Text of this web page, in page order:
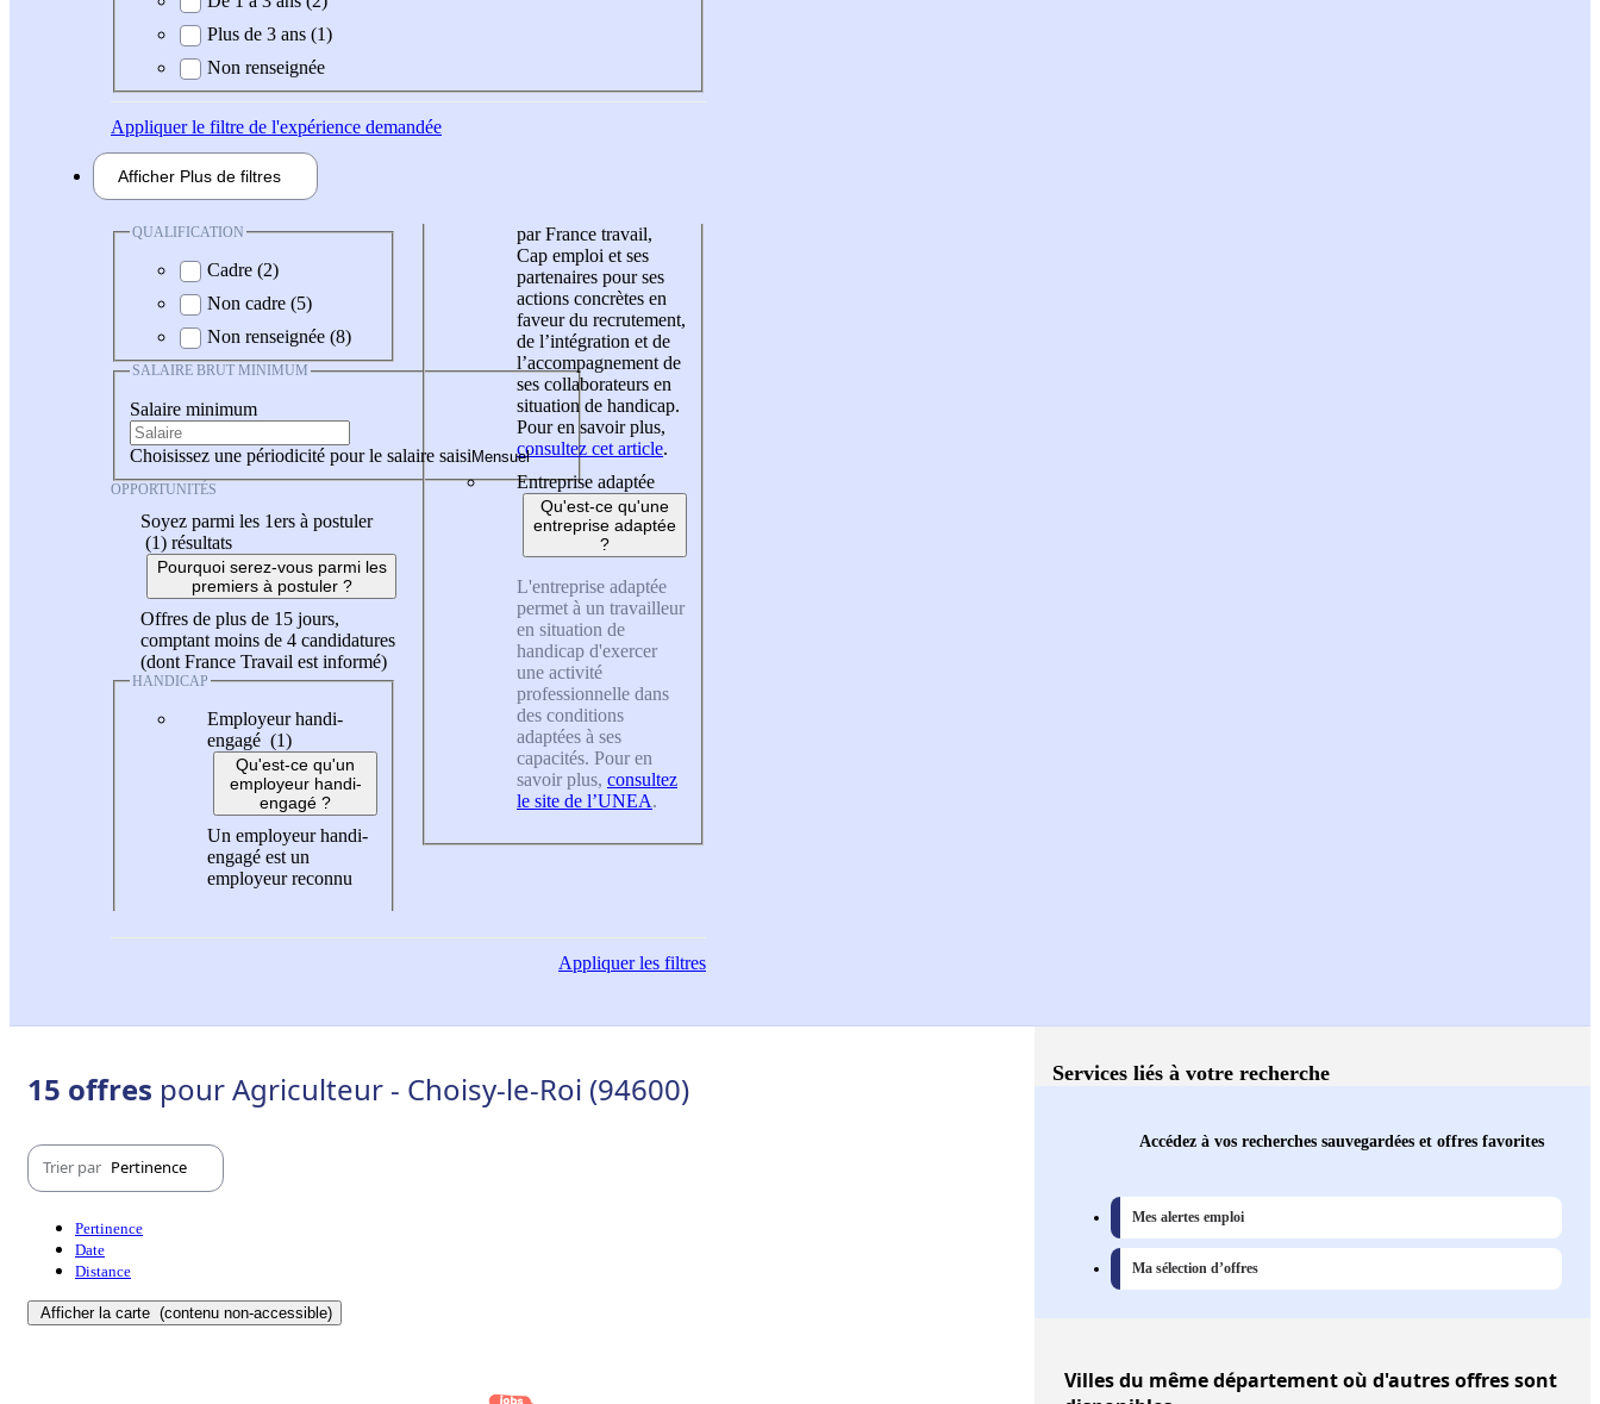
Plus de 3 ans (1)
Non renseignée
Appliquerle filtre de l'expérience demandée
Afficher Plus de filtres
QUALIFICATION
Cadre (2)
Non cadre (5)
Non renseignée (8)
SALAIRE BRUT MINIMUM
Salaire minimum
Choisissez une périodicité pour le salaire saisi
OPPORTUNITÉS
Soyez parmi les 1ers à postuler
(1) résultats
Pourquoi serez-vous parmi les
premiers à postuler ?
Offres de plus de 15 jours,
comptant moins de 4 candidatures
(dont France Travail est informé)
HANDICAP
Employeur handi-
engagé (1)
Qu'est-ce qu'un
employeur handi-
engagé ?
Un employeur handi-
engagé est un
employeur reconnu
par France travail,
Cap emploi et ses
partenaires pour ses
actions concrètes en
faveur du recrutement,
de l’intégration et de
l’accompagnement de
ses collaborateurs en
situation de handicap.
Pour en savoir plus,
consultez cet article.
Entreprise adaptée
Qu'est-ce qu'une
entreprise adaptée
?
L'entreprise adaptée
permet à un travailleur
en situation de
handicap d'exercer
une activité
professionnelle dans
des conditions
adaptées à ses
capacités. Pour en
savoir plus, consultez
le site de l’UNEA.
Appliquerles filtres
15 offres pour Agriculteur - Choisy-le-Roi (94600)
Trier par Pertinence
Pertinence
Date
Distance
Afficher la carte (contenu non-accessible)
Services liés à votre recherche
Accédez à vos recherches sauvegardées et offres favorites
Mes alertes emploi
Ma sélection d’offres
Villesdu même département où d'autres offres sont